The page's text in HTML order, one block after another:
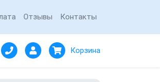
Отзывы Контакты
Корзина